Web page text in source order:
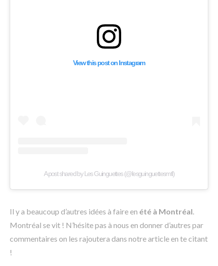
View this post on Instagram
A post shared by Les Guinguettes (@lesguinguettesmtl)
Il y a beaucoup d’autres idées à faire en été à Montréal
Montréal se vit ! N’hésite pas à nous en donner d’autres par
commentaires on les rajoutera dans notre article en te citant
!